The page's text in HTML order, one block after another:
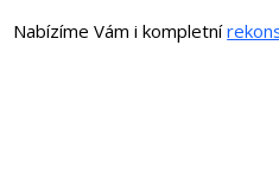
Nabízíme Vám i kompletní